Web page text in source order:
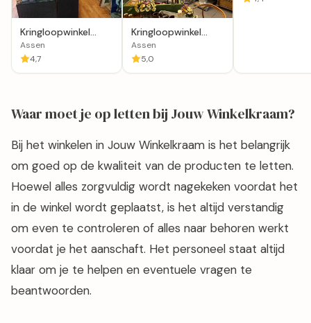
Kringloopwinkel
Noabershop Assen
Assen
4,7
Kringloopwinkel
Loodsverkoop
Assen
5,0
Waar moet je op letten bij Jouw Winkelkraam?
Bij het winkelen in Jouw Winkelkraam is het belangrijk
om goed op de kwaliteit van de producten te letten.
Hoewel alles zorgvuldig wordt nagekeken voordat het
in de winkel wordt geplaatst, is het altijd verstandig
om even te controleren of alles naar behoren werkt
voordat je het aanschaft. Het personeel staat altijd
klaar om je te helpen en eventuele vragen te
beantwoorden.